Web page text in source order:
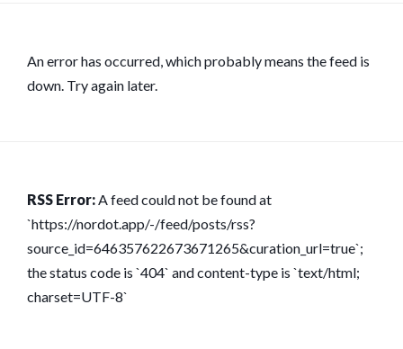
An error has occurred, which probably means the feed is
down. Try again later.
RSS Error:A feed could not be found at
`https://nordot.app/-/feed/posts/rss?
source_id=646357622673671265&curation_url=true`;
the status code is `404` and content-type is `text/html;
charset=UTF-8`